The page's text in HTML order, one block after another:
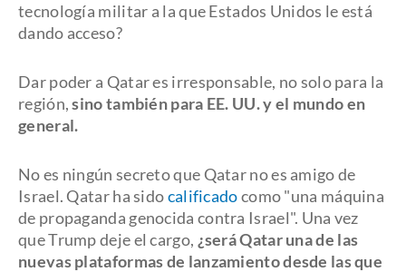
tecnología militar a la que Estados Unidos le está
dando acceso?
Dar poder a Qatar es irresponsable, no solo para la
región,sino también para EE. UU. y el mundo en
general.
No es ningún secreto que Qatar no es amigo de
Israel. Qatar ha sidocalificadocomo "una máquina
de propaganda genocida contra Israel". Una vez
que Trump deje el cargo, ¿será Qatar una de las
nuevas plataformas de lanzamiento desde las que